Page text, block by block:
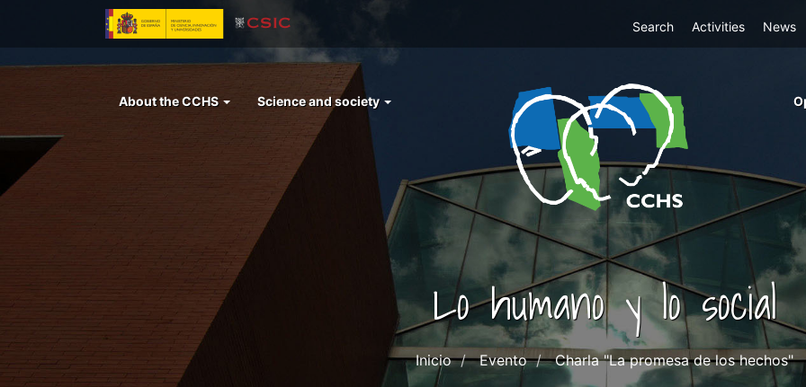
Top
Search Activities News
Menu
About the CCHS Science and society
Lo humano y lo social
Inicio Evento Charla "La promesa de los hechos"